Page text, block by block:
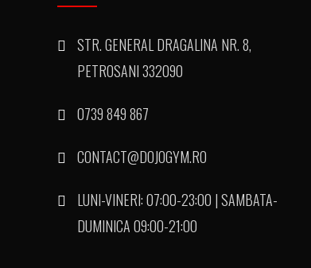
STR. GENERAL DRAGALINA NR. 8,
PETROSANI 332090
0739 849 867
CONTACT@DOJOGYM.RO
LUNI-VINERI: 07:00-23:00 | SAMBATA-
DUMINICA 09:00-21:00